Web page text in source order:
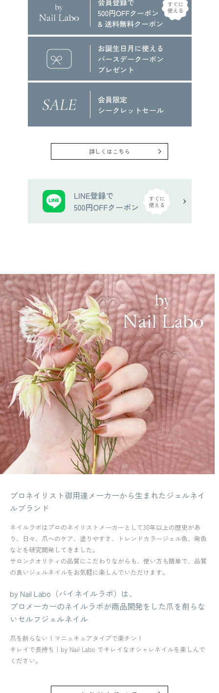
詳しくはこちら
プロネイリスト御用達メーカーから生まれたジェルネイ
ルブランド
ネイルラボはプロのネイリストメーカーとして30年以上の歴史があ
り、日々、爪へのケア、塗りやすさ、トレンドカラージェル色、発色
などを研究開発してきました。
サロンクオリティの品質にこだわりながらも、使い方も簡単で、品質
の良いジェルネイルをお気軽に楽しんでいただけます。
by Nail Labo（バイネイルラボ）は、
プロメーカーのネイルラボが商品開発をした爪を削らな
いセルフジェルネイル
爪を削らない！マニュキュアタイプで楽チン！
キレイで長持ち｜by Nail Labo でキレイなオシャレネイルを楽しんで
ください。